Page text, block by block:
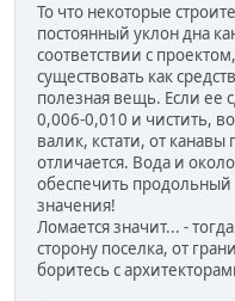
То что некоторые
постоянный уклон дна
соответствии с
существовать как
полезная вещь. Если ее
0,006-0,010 и чистить,
валик, кстати, от
отличается. Вода и
обеспечить продольный
значения!
Ломается значит... -
сторону поселка, от
боритесь с